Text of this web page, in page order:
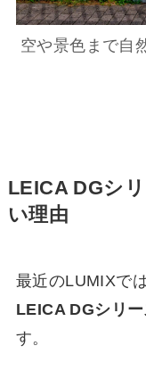
空や景色まで自
LEICA DGシ
い理由
最近のLUMIXでは
LEICA DGシリ
す。